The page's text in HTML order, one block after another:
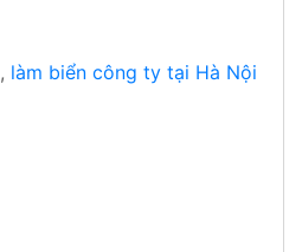
, làm biển công ty tại Hà Nội